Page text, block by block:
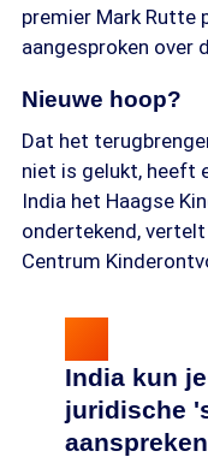
premier Mark Rutte
aangesproken over
Nieuwe hoop?
Dat het
niet is gelukt, heeft
India het Haagse
ondertekend,
Centrum
India kun
juridische